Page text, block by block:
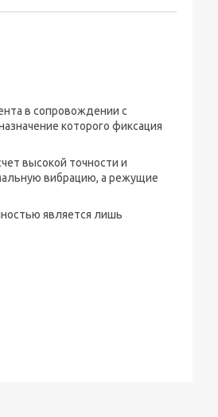
в сопровождении с
которого фиксация
высокой точности и
вибрацию, а режущие
является лишь